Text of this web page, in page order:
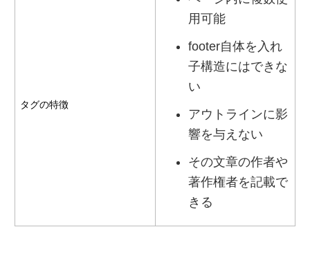
タグの特徴
用可能
footer自体を入れ
子構造にはできな
い
アウトラインに影
響を与えない
その文章の作者や
著作権者を記載で
きる